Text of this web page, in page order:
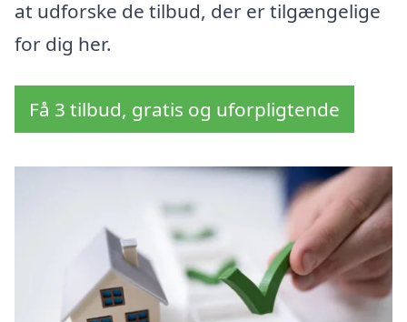
at udforske de tilbud, der er tilgængelige
for dig her.
Få 3 tilbud, gratis og uforpligtende